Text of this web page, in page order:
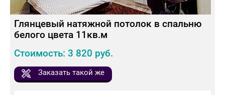
Глянцевый натяжной потолок в спальню
белого цвета 11кв.м
Стоимость: 3 820 руб.
Заказать такой же